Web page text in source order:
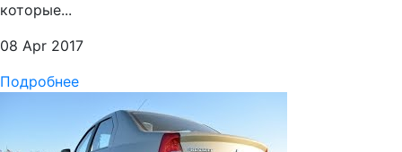
которые...
08 Apr 2017
Подробнее